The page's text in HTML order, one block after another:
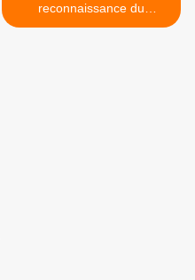
reconnaissance du
parcours >